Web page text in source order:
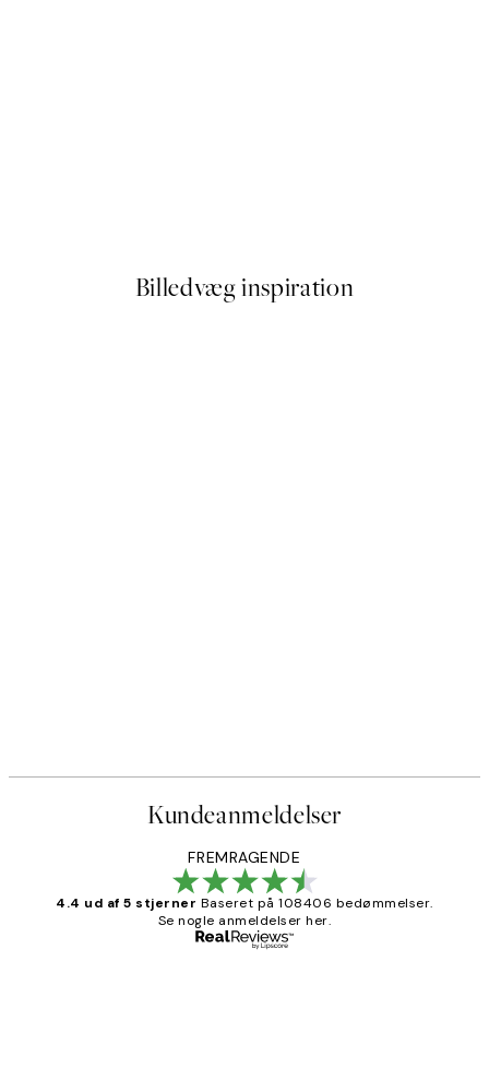
Billedvæg inspiration
Kundeanmeldelser
FREMRAGENDE
4.4 ud af 5 stjerner Baseret på 108406 bedømmelser.
Se nogle anmeldelser her.